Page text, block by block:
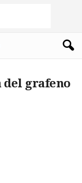
del grafeno